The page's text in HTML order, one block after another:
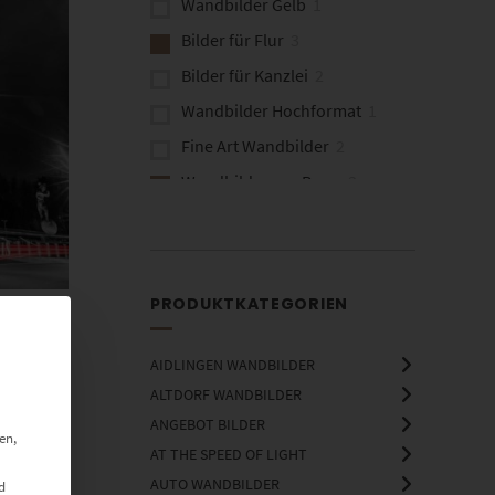
Bilder für Flur
Bilder für Kanzlei
Wandbilder Hochformat
Fine Art Wandbilder
Wandbilder aus Bonn
PRODUKTKATEGORIEN
AIDLINGEN WANDBILDER
ALTDORF WANDBILDER
ANGEBOT BILDER
AT THE SPEED OF LIGHT
AUTO WANDBILDER